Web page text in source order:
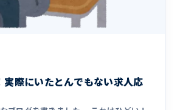
実際にいたとんでもない求人応